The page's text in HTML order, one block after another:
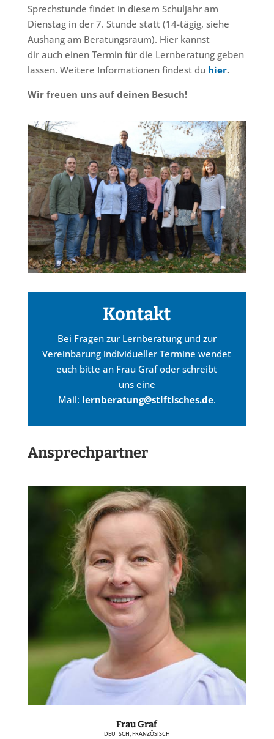
Sprechstunde findet in diesem Schuljahr am
Dienstag in der 7. Stunde statt (14-tägig, siehe
Aushang am Beratungsraum). Hier kannst
dir auch einen Termin für die Lernberatung geben
lassen. Weitere Informationen findest du hier.
Wir freuen uns auf deinen Besuch!
Kontakt
Bei Fragen zur Lernberatung und zur
Vereinbarung individueller Termine wendet
euch bitte an Frau Graf oder schreibt
uns eine
Mail: lernberatung@stiftisches.de.
Ansprechpartner
Frau Graf
DEUTSCH, FRANZÖSISCH